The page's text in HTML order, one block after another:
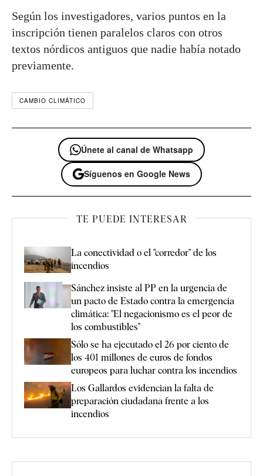
Según los investigadores, varios puntos en la
inscripción tienen paralelos claros con otros
textos nórdicos antiguos que nadie había notado
previamente.
CAMBIO CLIMÁTICO
Únete al canal de Whatsapp
Síguenos en Google News
TE PUEDE INTERESAR
La conectividad o el "corredor" de los
incendios
Sánchez insiste al PP en la urgencia de
un pacto de Estado contra la emergencia
climática: "El negacionismo es el peor de
los combustibles"
Sólo se ha ejecutado el 26 por ciento de
los 401 millones de euros de fondos
europeos para luchar contra los incendios
Los Gallardos evidencian la falta de
preparación ciudadana frente a los
incendios